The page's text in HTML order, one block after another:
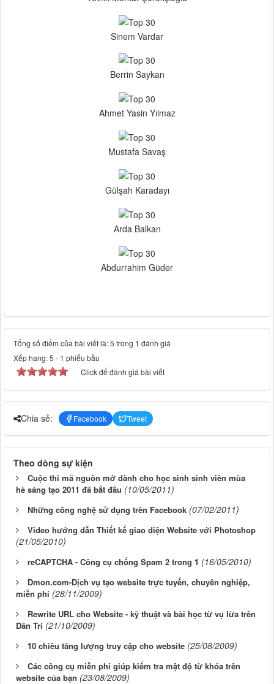
Sinem Vardar
Berrin Saykan
Ahmet Yasin Yılmaz
Mustafa Savaş
Gülşah Karadayı
Arda Balkan
Abdurrahim Güder
Tổng số điểm của bài viết là: 5 trong 1 đánh giá
Xếp hạng:5 - 1 phiếu bầu
Click để đánh giá bài viết
Chia sẻ: Facebook Tweet
Theo dòng sự kiện
Cuộc thi mã nguồn mở dành cho học sinh sinh viên mùa
hè sáng tạo 2011 đã bắt đầu (10/05/2011)
Những công nghệ sử dụng trên Facebook (07/02/2011)
Video hướng dẫn Thiết kế giao diện Website với Photoshop
(21/05/2010)
reCAPTCHA - Công cụ chống Spam 2 trong 1 (16/05/2010)
Dmon.com-Dịch vụ tạo website trực tuyến, chuyên nghiệp,
miễn phí (28/11/2009)
Rewrite URL cho Website - kỹ thuật và bài học từ vụ lừa trên
Dân Trí (21/10/2009)
10 chiêu tăng lượng truy cập cho website (25/08/2009)
Các công cụ miễn phí giúp kiểm tra mật độ từ khóa trên
website của bạn (23/08/2009)